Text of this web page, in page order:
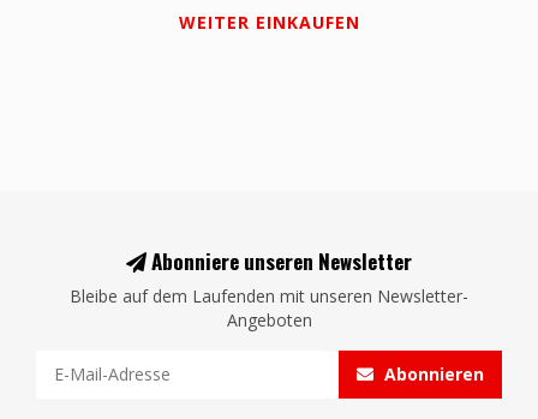
WEITER EINKAUFEN
Abonniere unseren Newsletter
Bleibe auf dem Laufenden mit unseren Newsletter-
Angeboten
Abonnieren